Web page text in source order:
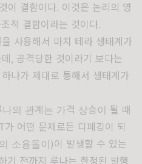
이 결함이다. 이것은 논리의 영
적 결함이라는 것이다.
사용해서 마치 테라 생태계가
, 공격당한 것이라기 보다는
나가 제대로 통해서 생태계가
의 관계는 가격 상승이 될 때
어떤 문제로든 디페깅이 되
소용돌이)이 발생할 수 있는
기 전까지 루나는 한정된 발행